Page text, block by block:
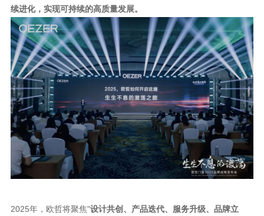
续进化，实现可持续的高质量发展。
2025年，欧哲将聚焦"设计共创、产品迭代、服务升级、品牌立